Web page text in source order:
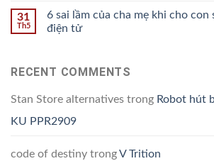
31
Th5
6 sai lầm của cha mẹ khi cho
điện tử
RECENT COMMENTS
Stan Store alternatives trong Robot hút
KU PPR2909
code of destiny trongV Trition